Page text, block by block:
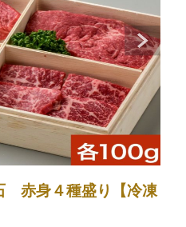
赤身４種盛り【冷凍